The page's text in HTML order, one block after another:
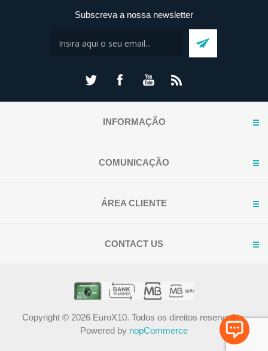
Subscreva a nossa newsletter
INFORMAÇÃO
COMUNICAÇÃO
ÁREA CLIENTE
CONTACT US
Copyright © 2026 EuroX10. Todos os direitos reservados.
Powered by nopCommerce